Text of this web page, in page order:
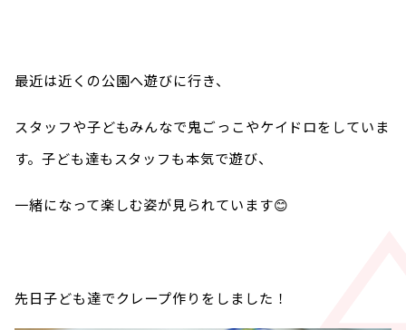
最近は近くの公園へ遊びに行き、
スタッフや子どもみんなで鬼ごっこやケイドロをしていま
す。子ども達もスタッフも本気で遊び、
一緒になって楽しむ姿が見られています😊
先日子ども達でクレープ作りをしました！